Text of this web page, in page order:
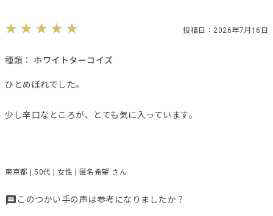
投稿日：2026年7月16日
種類： ホワイトターコイズ
ひとめぼれでした。
少し辛口なところが、とても気に入っています。
東京都 | 50代 | 女性 | 匿名希望 さん
このつかい手の声は参考になりましたか？